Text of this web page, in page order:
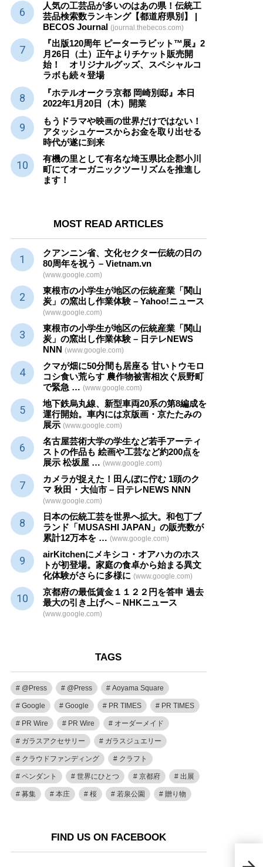
ト
人気の工芸品が多いのはあの県！伝統工
芸品検索数ランキング【都道府県別】 |
BECOS Journal (journal.thebecos.com)
『出版120周年 ピーターラビット™展』2
月26日（土）正午よりチケット販売開
始！ オリジナルグッズ、スペシャルコ
ラボも続々登場
『ホテルオークラ京都 岡崎別邸』本日
2022年1月20日（木）開業
もうドラマや映画の世界だけではない！
アタッシュケースからお金を取り出せる
時代が遂に到来
有機の里として有名な埼玉県比企郡小川
町にてオーガニックツーリズムを推進し
ます！
MOST READ ARTICLES
クアンニン省、文化セクター伝統の日の
80周年を祝う – Vietnam.vn
(www.google.com)
東根市の小学生が地区の伝統産業 「関山
炭」の窯出し作業体験 – Yahoo!ニュース
(www.google.com)
東根市の小学生が地区の伝統産業 「関山
炭」の窯出し作業体験 – 日テレNEWS
NNN (www.google.com)
クマが畑に50分間も居座る 甘いトウモロ
コシ食い荒らす 農作物被害相次ぐ辰野町
で緊急 … (www.google.com)
地下鉄烏丸線、新型車両20系の第8編成を
運行開始。車内には京版画・京たたみの
展示 (www.google.com)
名古屋芸術大学の学生など若手アーティ
ストの作品も 絵画や工芸など約200点を
展示 松坂屋 … (www.google.com)
カメラが捉えた！田んぼに佇む 1頭のク
マ 秋田・大仙市 – 日テレNEWS NNN
(www.google.com)
日本の伝統工芸を世界へ拡大。和包丁ブ
ランド「MUSASHI JAPAN」の販売数が
累計12万本を … (www.google.com)
airKitchenにメキシコ・オアハカのホス
トが初登場。家庭の食卓から始まる異文
化体験がさらに多様に (www.google.com)
京都府の最低賃金１１２２円を答申 過去
最大の引き上げへ – NHKニュース
(www.google.com)
TAGS
@Press @Press Aoyama Square
Google Google PR TIMES PR TIMES
PR Wire PR Wire オーダーメイド
ガラスアクセサリー ガラスジュエリー
クラウドファンディング クラフト
ペンダント 世界にひとつ 京都府 出展
募集 本庄 桜 若泉公園 贈り物
FIND US ON FACEBOOK